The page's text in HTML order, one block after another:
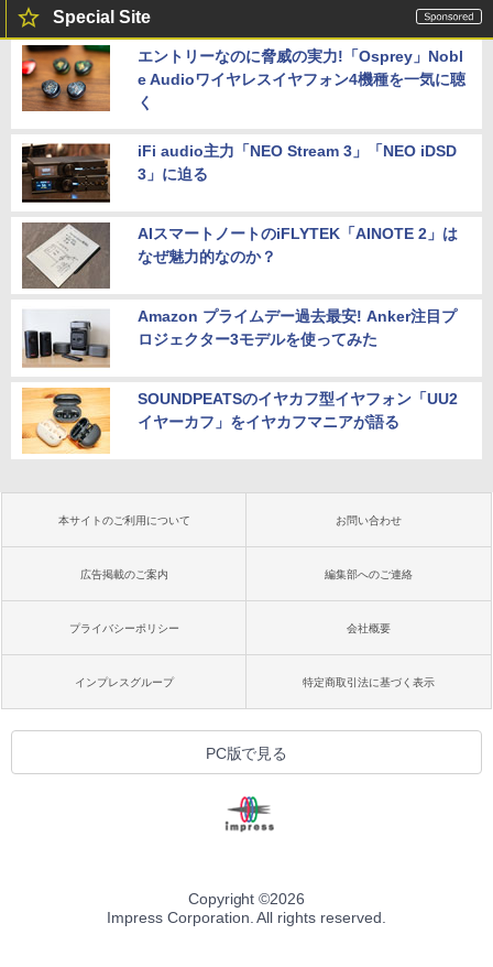
Special Site
エントリーなのに脅威の実力!「Osprey」Nobl
e Audioワイヤレスイヤフォン4機種を一気に聴
く
iFi audio主力「NEO Stream 3」「NEO iDSD
3」に迫る
AIスマートノートのiFLYTEK「AINOTE 2」は
なぜ魅力的なのか？
Amazon プライムデー過去最安! Anker注目プ
ロジェクター3モデルを使ってみた
SOUNDPEATSのイヤカフ型イヤフォン「UU2
イヤーカフ」をイヤカフマニアが語る
本サイトのご利用について お問い合わせ
広告掲載のご案内 編集部へのご連絡
プライバシーポリシー 会社概要
インプレスグループ 特定商取引法に基づく表示
PC版で見る
Copyright ©2026
Impress Corporation. All rights reserved.